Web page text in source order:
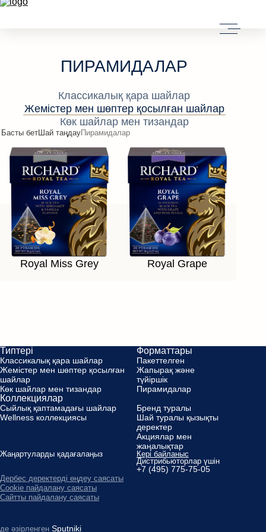
ПИРАМИДАЛАР
Классикалық қара шайлар
Жемістер мен шөптер қосылған шайлар
Көк шайлар мен тизандар
Басты бетШай таңдауПирамидалар
Royal Miss Grey Royal Grape
Кері байланыс
Дистрибьюторлар үшін
+7 (495) 775-75-05
Жаңартуларды қадағалаңыз
Типтері
Классикалық қара шайлар
Жемістер мен шөптер қосылған
шайлар
Көк шайлар мен тизандар
Форматтары
Пакеттелген
Жапырақ және
түйіршік
Пирамидалар
Коллекциялар
Сыйлық қаптамадағы шайлар
Wellness коллекциясы
Бренд туралы
Шай туралы қызықты
деректер
Aкциялар мен
жаңалықтар
Дербес деректерді өңдеу саясаты
Cookie пайдалану саясаты
Сайтты пайдалану саясаты
де әзірленген Sputniki
КЕРІ БАЙЛАНЫС